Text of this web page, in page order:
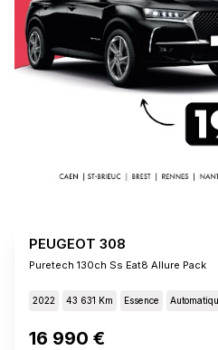
PEUGEOT 308
Puretech 130ch Ss Eat8 Allure Pack
2022 43 631 Km Essence
16 990 €